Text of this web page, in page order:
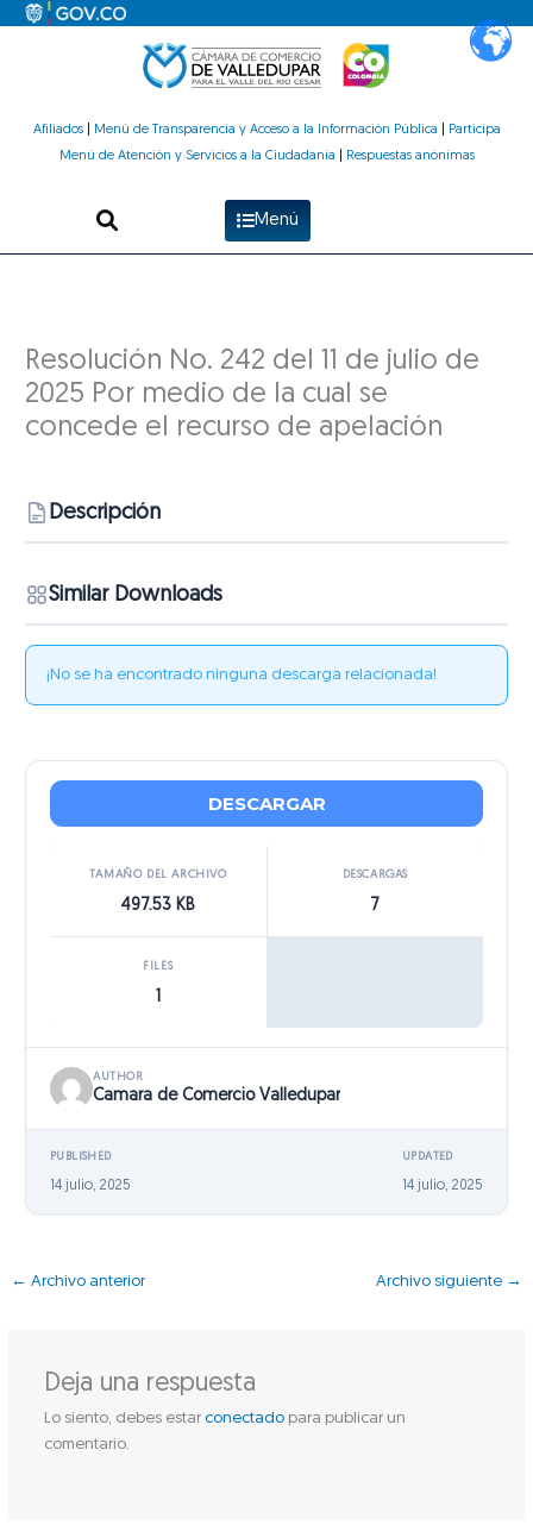
Afiliados| Menú de Transparencia y Acceso a la Información Pública
Participa
Menú de Atención y Servicios a la Ciudadanía
Respuestas anónimas
Menú
Resolución No. 242 del 11 de julio de
2025 Por medio de la cual se
concede el recurso de apelación
Descripción
Similar Downloads
¡No se ha encontrado ninguna descarga relacionada!
DESCARGAR
TAMAÑO DEL ARCHIVO
497.53 KB
DESCARGAS
7
FILES
AUTHOR
Camara de Comercio Valledupar
PUBLISHED
14 julio, 2025
UPDATED
14 julio, 2025
← Archivo anterior Archivo siguiente →
Deja una respuesta
Lo siento, debes estar conectadopara publicar un
comentario.